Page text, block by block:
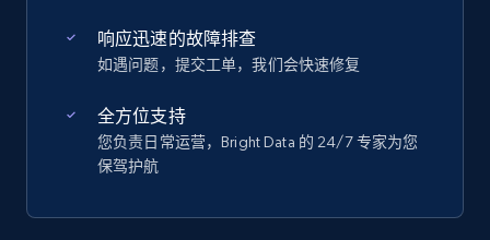
响应迅速的故障排查
如遇问题，提交工单，我们会快速修复
全方位支持
您负责日常运营，Bright Data 的 24/7 专家为您
保驾护航